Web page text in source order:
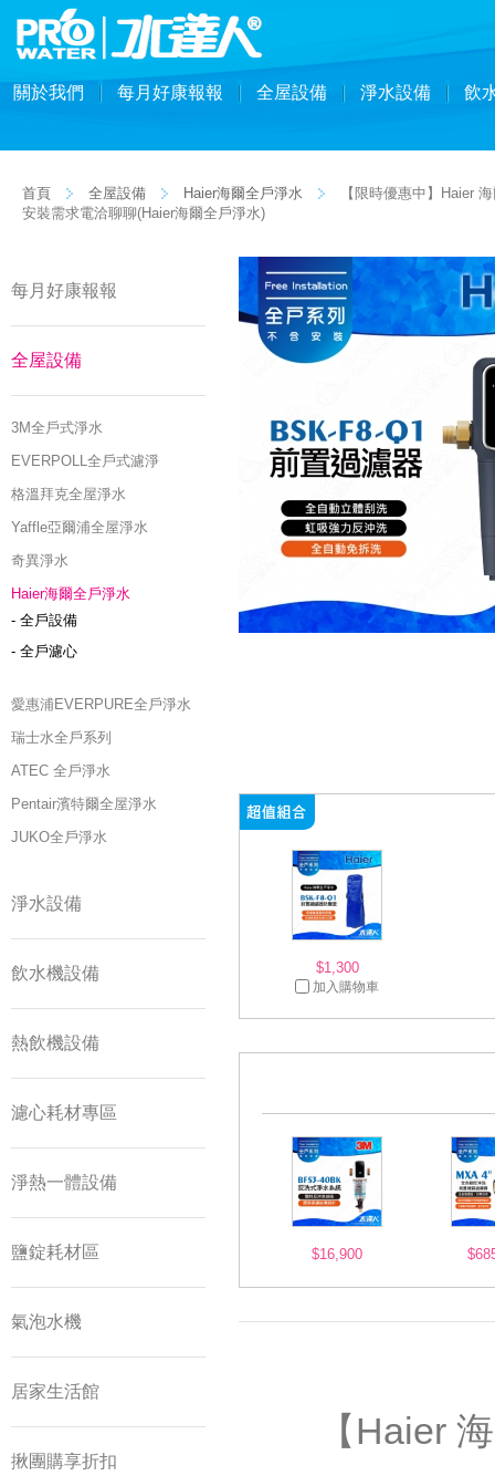
關於我們 每月好康報報 全屋設備 淨水設備 飲
首頁 全屋設備 Haier海爾全戶淨水
【限時優惠中】Haier
安裝需求電洽聊聊(Haier海爾全戶淨水)
每月好康報報
全屋設備
3M全戶式淨水
EVERPOLL全戶式濾淨
格溫拜克全屋淨水
Yaffle亞爾浦全屋淨水
奇異淨水
Haier海爾全戶淨水
- 全戶設備
- 全戶濾心
愛惠浦EVERPURE全戶淨水
瑞士水全戶系列
ATEC 全戶淨水
Pentair濱特爾全屋淨水
JUKO全戶淨水
淨水設備
飲水機設備
熱飲機設備
濾心耗材專區
淨熱一體設備
鹽錠耗材區
氣泡水機
居家生活館
揪團購享折扣
$1,300
加入購物車
$16,900
【Haier